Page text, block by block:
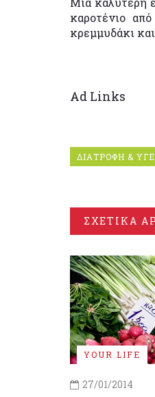
καροτένιο
κρεμμυδάκι
Ad Links
ΔΙΑΤΡΟΦΗ &
ΣΧΕΤΙΚΑ
YOUR LIFE
27/01/2014